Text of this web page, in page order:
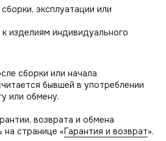
эксплуатации или
изделиям индивидуального
сборки или начала
бывшей в употреблении
или обмену.
возврата и обмена
странице «Гарантия и возврат».